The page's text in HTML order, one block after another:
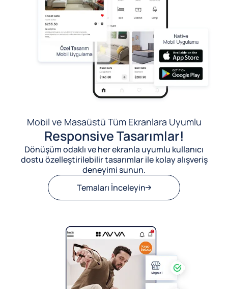
Mobil ve Masaüstü Tüm Ekranlara Uyumlu
Responsive Tasarımlar!
Dönüşüm odaklı ve her ekranla uyumlu kullanıcı
dostu özelleştirilebilir tasarımlar ile kolay alışveriş
deneyimi sunun.
Temaları İnceleyin